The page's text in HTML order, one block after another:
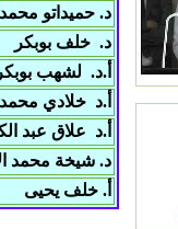
د. حميداتو
د. خلف بوبكر
أ.د. لشهب بوبكر
أ.د خلادي
أ.د علاق عبد
د. شيخة محمد
أ. خلف يحيى